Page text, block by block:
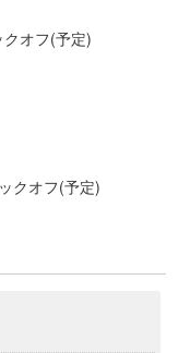
オフ(予定)
クオフ(予定)